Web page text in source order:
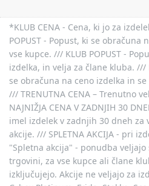
*KLUB CENA - Cena, ki jo za
POPUST - Popust, ki se obračuna
vse kupce. /// KLUB POPUST -
izdelka, in velja za člane kluba. ///
se obračuna na ceno izdelka in
/// TRENUTNA CENA – Trenutno
NAJNIŽJA CENA V ZADNJIH 30
imel izdelek v zadnjih 30 dneh za
akcije. /// SPLETNA AKCIJA - pri
"Spletna akcija" - ponudba
trgovini, za vse kupce ali člane
izključujejo. Akcije ne veljajo za